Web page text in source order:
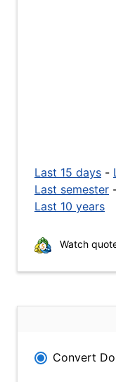
Last 15 days -
Last semester
Last 10 years
Watch
Convert